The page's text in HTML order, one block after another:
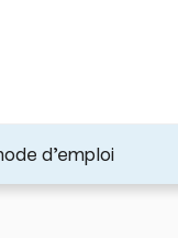
d’emploi